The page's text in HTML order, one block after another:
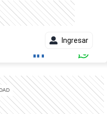
Ingresar